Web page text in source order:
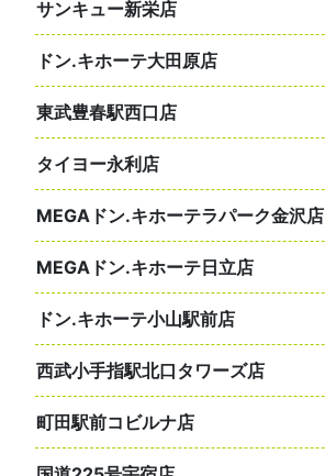
サンキュー新栄店
ドン.キホーテ大田原店
東武豊春駅西口店
タイヨー永利店
MEGAドン.キホーテラパーク金沢店
MEGAドン.キホーテ日立店
ドン.キホーテ小山駅前店
西武小手指駅北口タワーズ店
町田駅前コビルナ店